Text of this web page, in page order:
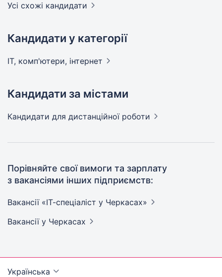
Усі схожі кандидати
Кандидати у категорії
IT, комп'ютери, інтернет
Кандидати за містами
Кандидати для дистанційної роботи
Порівняйте свої вимоги та зарплату
з вакансіями інших підприємств:
Вакансії «ІТ-спеціаліст у Черкасах»
Вакансії у Черкасах
Українська